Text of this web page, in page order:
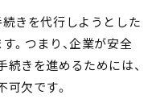
きを代行しようとした
。 つまり、企業が安全
きを進めるためには、
可欠です。